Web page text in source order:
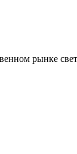
рынке